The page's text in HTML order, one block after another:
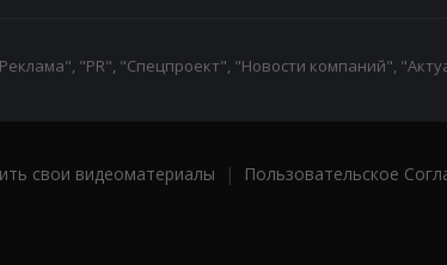
"PR", "Спецпроект", "Новости компаний",
свои видеоматериалы | Пользовательское